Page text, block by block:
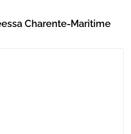
Charente-Maritime